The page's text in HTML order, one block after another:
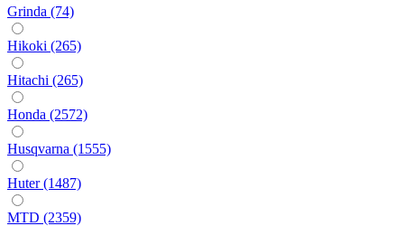
Grinda (74)
Hikoki (265)
Hitachi (265)
Honda (2572)
Husqvarna (1555)
Huter (1487)
MTD (2359)